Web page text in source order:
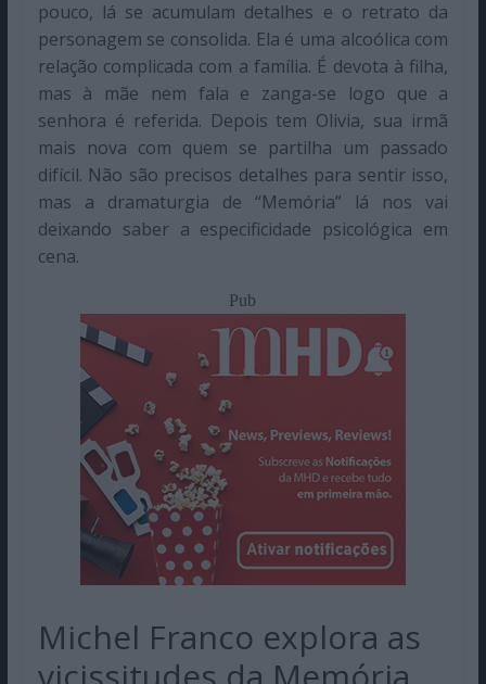
pouco, lá se acumulam detalhes e o retrato da
personagem se consolida. Ela é uma alcoólica com
relação complicada com a família. É devota à filha,
mas à mãe nem fala e zanga-se logo que a
senhora é referida. Depois tem Olivia, sua irmã
mais nova com quem se partilha um passado
difícil. Não são precisos detalhes para sentir isso,
mas a dramaturgia de “Memória” lá nos vai
deixando saber a especificidade psicológica em
cena.
Pub
Michel Franco explora as